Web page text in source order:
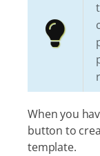
When you
button to
template.